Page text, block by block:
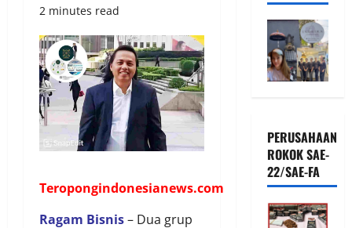
2 minutes read
Teropongindonesianews.com
Ragam Bisnis– Dua grup
PERUSAHAAN
ROKOK SAE-
22/SAE-FA